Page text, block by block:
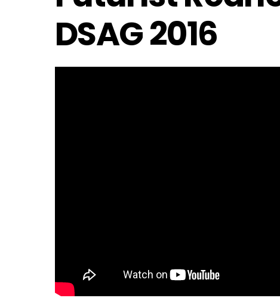
DSAG 2016